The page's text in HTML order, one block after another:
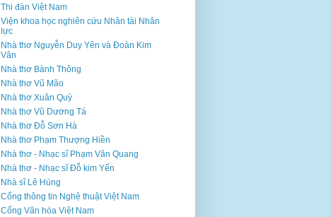
Thi đàn Việt Nam
Viện khoa học nghiên cứu Nhân tài Nhân
lực
Nhà thơ Nguyễn Duy Yên và Đoàn Kim
Vân
Nhà thơ Bành Thông
Nhà thơ Vũ Mão
Nhà thơ Xuân Quỳ
Nhà thơ Vũ Dương Tá
Nhà thơ Đỗ Sơn Hà
Nhà thơ Phạm Thượng Hiền
Nhà thơ - Nhạc sĩ Phạm Văn Quang
Nhà thơ - Nhạc sĩ Đỗ kim Yến
Nhà sĩ Lê Hùng
Cổng thông tin Nghệ thuật Việt Nam
Cổng Văn hóa Việt Nam